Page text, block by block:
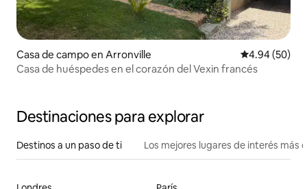
Casa de campo en Arronville Calificación
4.94 (50)
Casa de huéspedes en el corazón del Vexin francés
Destinaciones para explorar
Destinos a un paso de ti Los mejores lugares de interés más